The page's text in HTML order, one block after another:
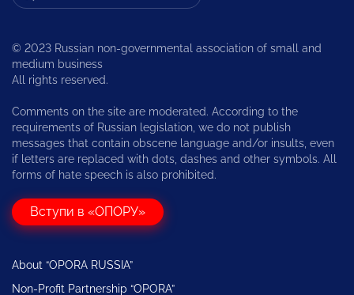
© 2023 Russian non-governmental association of small and
medium business
All rights reserved.
Comments on the site are moderated. According to the
requirements of Russian legislation, we do not publish
messages that contain obscene language and/or insults, even
if letters are replaced with dots, dashes and other symbols. All
forms of hate speech is also prohibited.
Вступи в «ОПОРУ»
About “OPORA RUSSIA”
Non-Profit Partnership “OPORA”